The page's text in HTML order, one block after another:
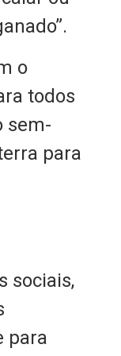
o
todos
sem-
para
sociais,
para